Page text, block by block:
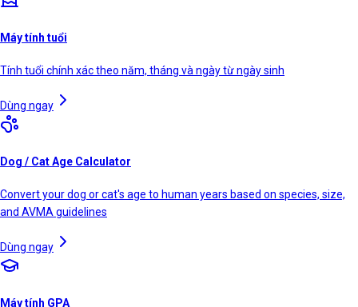
Máy tính tuổi
Tính tuổi chính xác theo năm, tháng và ngày từ ngày sinh
Dùng ngay
Dog / Cat Age Calculator
Convert your dog or cat's age to human years based on species, size,
and AVMA guidelines
Dùng ngay
Máy tính GPA